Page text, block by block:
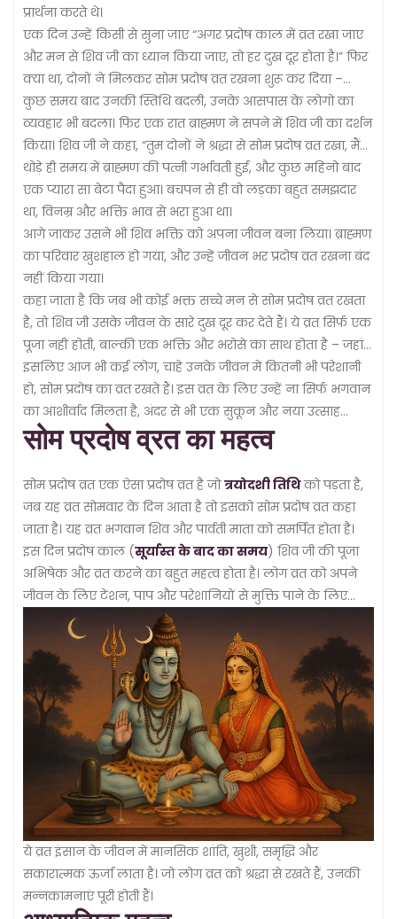
प्रार्थना करते थे।
एक दिन उन्हें किसी से सुना जाए “अगर प्रदोष काल में व्रत रखा जाए
और मन से शिव जी का ध्यान किया जाए, तो हर दुख दूर होता है।” फिर
क्या था, दोनों ने मिलकर सोम प्रदोष व्रत रखना शुरू कर दिया –
जिसमें त्रयोदशी तिथि को, वह पूरा दिन व्रत रखते, शाम के समय शिव-
पार्वती की पूजा करते, और मंत्र जाप करते।
कुछ समय बाद उनकी स्तिथि बदली, उनके आसपास के लोगो का
व्यवहार भी बदला। फिर एक रात ब्राह्मण ने सपने में शिव जी का दर्शन
किया। शिव जी ने कहा, “तुम दोनों ने श्रद्धा से सोम प्रदोष व्रत रखा, मैं
तुमसे प्रसन्न हूं। तुम्हें संतान प्राप्त होगी और तुम्हारा जीवन सुखमय
होगा।”
थोड़े ही समय में ब्राह्मण की पत्नी गर्भावती हुई, और कुछ महिनो बाद
एक प्यारा सा बेटा पैदा हुआ। बचपन से ही वो लड़का बहुत समझदार
था, विनम्र और भक्ति भाव से भरा हुआ था।
आगे जाकर उसने भी शिव भक्ति को अपना जीवन बना लिया। ब्राह्मण
का परिवार खुशहाल हो गया, और उन्हें जीवन भर प्रदोष व्रत रखना बंद
नहीं किया गया।
कहा जाता है कि जब भी कोई भक्त सच्चे मन से सोम प्रदोष व्रत रखता
है, तो शिव जी उसके जीवन के सारे दुख दूर कर देते हैं। ये व्रत सिर्फ एक
पूजा नहीं होती, बाल्की एक भक्ति और भरोसे का साथ होता है – जहां
इंसान अपने मन से प्रार्थना करता है, और शिव-पार्वती उसकी हर बात
सुनते हैं।
इसलिए आज भी कई लोग, चाहे उनके जीवन में कितनी भी परेशानी
हो, सोम प्रदोष का व्रत रखते हैं। इस व्रत के लिए उन्हें ना सिर्फ भगवान
का आशीर्वाद मिलता है, अंदर से भी एक सुकून और नया उत्साह
मिलता है।
सोम प्रदोष व्रत का महत्व
सोम प्रदोष व्रत एक ऐसा प्रदोष व्रत है जोत्रयोदशी तिथिको पड़ता है,
जब यह व्रत सोमवार के दिन आता है तो इसको सोम प्रदोष व्रत कहा
जाता है। यह व्रत भगवान शिव और पार्वती माता को समर्पित होता है।
इस दिन प्रदोष काल (सूर्यास्त के बाद का समय) शिव जी की पूजा
अभिषेक और व्रत करने का बहुत महत्व होता है। लोग व्रत को अपने
जीवन के लिए टेंशन, पाप और परेशानियों से मुक्ति पाने के लिए
ये व्रत इंसान के जीवन में मानसिक शांति, खुशी, समृद्धि और
सकारात्मक ऊर्जा लाता है। जो लोग व्रत को श्रद्धा से रखते हैं, उनकी
मन्नकामनाएं पूरी होती हैं।